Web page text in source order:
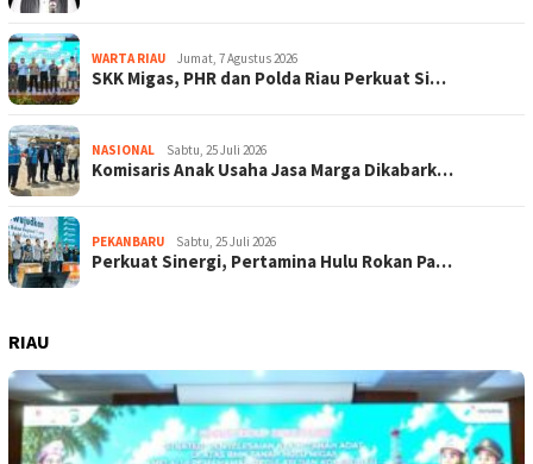
WARTA RIAU Jumat, 7 Agustus 2026
SKK Migas, PHR dan Polda Riau Perkuat Si…
NASIONAL Sabtu, 25 Juli 2026
Komisaris Anak Usaha Jasa Marga Dikabark…
PEKANBARU Sabtu, 25 Juli 2026
Perkuat Sinergi, Pertamina Hulu Rokan Pa…
RIAU